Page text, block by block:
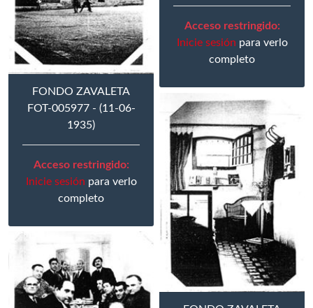
Acceso restringido:
Inicie sesión para verlo
completo
FONDO ZAVALETA
FOT-005977 - (11-06-
1935)
Acceso restringido:
Inicie sesión para verlo
completo